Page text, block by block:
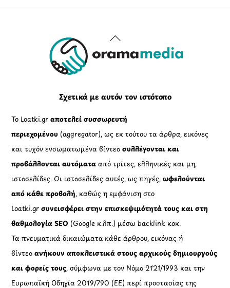
Back
To
Σχετικά με αυτόν τον ιστότοπο
Το Loatki.grαποτελεί συσσωρευτή
περιεχομένου (aggregator), ως εκ τούτου τα άρθρα, εικόνες
και τυχόν ενσωματωμένα βίντεοσυλλέγονται και
προβάλλονται αυτόματααπό τρίτες, ελληνικές και μη,
ιστοσελίδες. Οι ιστοσελίδες αυτές, ως πηγές,ωφελούνται
από κάθε προβολή, καθώς η εμφάνιση στο
Loatki.gr συνεισφέρει στην επισκεψιμότητά τους και στη
βαθμολογία SEO (Google κ.λπ.) μέσω backlink κοκ.
Τα πνευματικά δικαιώματα κάθε άρθρου, εικόνας ή
βίντεοανήκουν αποκλειστικά στους αρχικούς δημιουργούς
και φορείς τους, σύμφωνα με τον Νόμο 2121/1993 και την
Ευρωπαϊκή Οδηγία 2019/790 (ΕΕ) περί προστασίας της